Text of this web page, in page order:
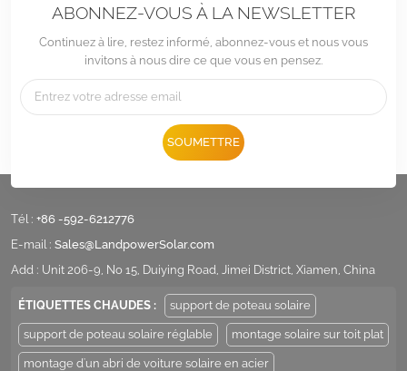
ABONNEZ-VOUS À LA NEWSLETTER
Continuez à lire, restez informé, abonnez-vous et nous vous
invitons à nous dire ce que vous en pensez.
SOUMETTRE
Tél : +86 -592-6212776
E-mail : Sales@LandpowerSolar.com
Add : Unit 206-9, No 15, Duiying Road, Jimei District, Xiamen, China
ÉTIQUETTES CHAUDES : support de poteau solaire
support de poteau solaire réglable montage solaire sur toit plat
montage d'un abri de voiture solaire en acier